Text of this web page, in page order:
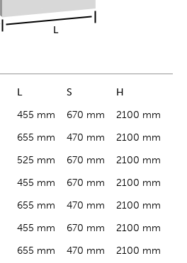
L S
H
455 mm 670 mm
2100 mm
655 mm 470 mm
2100 mm
525 mm 670 mm
2100 mm
455 mm 670 mm
2100 mm
655 mm 470 mm
2100 mm
455 mm 670 mm
2100 mm
655 mm 470 mm 2100 mm